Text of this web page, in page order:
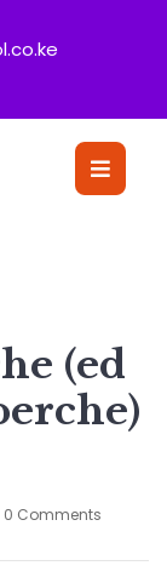
(ed
0 Comments